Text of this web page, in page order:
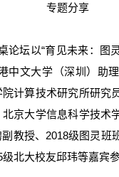
专题分享
论坛以“育见未来：图
中文大学（深圳）助
计算技术研究所研究
京大学信息科学技术
教授、2018级图灵班
级北大校友邱玮等嘉宾